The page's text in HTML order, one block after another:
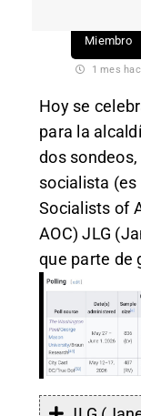
Miembro
1 mes
Hoy se
para la
dos sondeos,
socialista
Socialists of
AOC) JLG
que parte de